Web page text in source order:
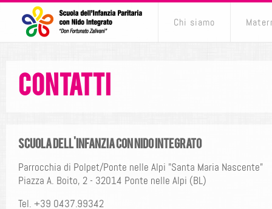
Chi siamo
Contatti
Scuola dell'Infanzia con Nido Integrato
Parrocchia di Polpet/Ponte nelle Alpi "Santa Maria Nascente"
Piazza A. Boito, 2 - 32014 Ponte nelle Alpi (BL)
Tel. +39 0437.99342